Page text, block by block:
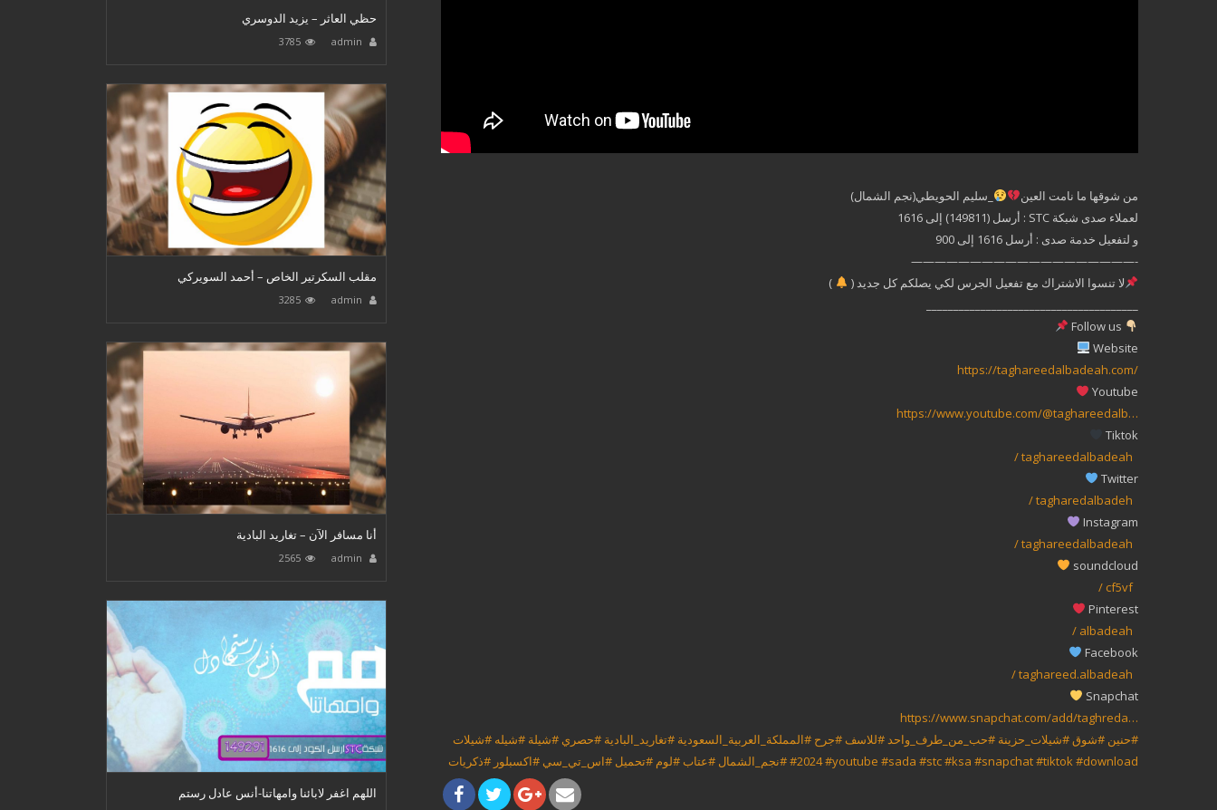
من شوقها ما نامت العين
_سليم الحويطي(نجم الشمال)
لعملاء صدى شبكة STC : أرسل (149811) إلى 1616
و لتفعيل خدمة صدى : أرسل 1616 إلى 900
———————————————————-
لا تنسوا الاشتراك مع تفعيل الجرس لكي يصلكم كل جديد (
)
Follow us
Website
https://taghareedalbadeah.com/
Youtube
https://www.youtube.com/@taghareedalb…
Tiktok
/ taghareedalbadeah
Twitter
/ tagharedalbadeh
Instagram
/ taghareedalbadeah
soundcloud
/ cf5vf
Pinterest
/ albadeah
Facebook
/ taghareed.albadeah
Snapchat
https://www.snapchat.com/add/taghreda…
#شيلات #شيله #شيلة #حصري #تغاريد_البادية #المملكة_العربية_السعودية #جرح #للاسف#حب_من_طرف_واحد #شيلات_حزينة#شوق #حنين
#ذكريات #اكسبلور #اس_تي_سي #تحميل #لوم#عتاب #نجم_الشمال#2024#youtube #sada #stc#ksa #snapchat#tiktok#download
حظي العاثر – يزيد الدوسري
admin
3785
مقلب السكرتير الخاص – أحمد السويركي
admin
3285
أنا مسافر الآن – تغاريد البادية
admin
2565
اللهم اغفر لابائنا وامهاتنا-أنس عادل رستم